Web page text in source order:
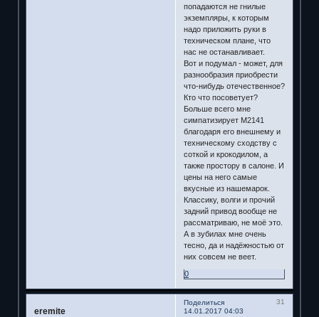
попадаются не гнилые
экземпляры, к которым
надо приложить руки в
техническом плане, что
нас не останавливает.
Вот и подумал - может, для
разнообразия приобрести
что-нибудь отечественное?
Кто что посоветует?
Больше всего мне
симпатизирует М2141
благодаря его внешнему и
техническому сходству с
соткой и крокодилом, а
также простору в салоне. И
цены на него самые
вкусные из нашемарок.
Классику, волги и прочий
задний привод вообще не
рассматриваю, не моё это.
А в зубилах мне очень
тесно, да и надёжностью от
них совсем не веет.
0
Поделиться
31
14.01.2017 04:03
eremite